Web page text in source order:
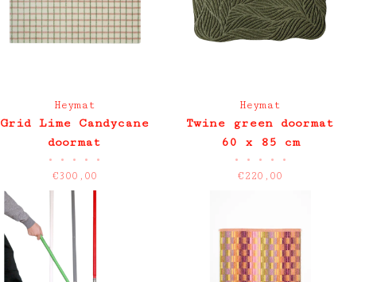
Heymat
Grid Lime Candycane
doormat
• • • • •
€300,00
Heymat
Twine green doormat
60 x 85 cm
• • • • •
€220,00